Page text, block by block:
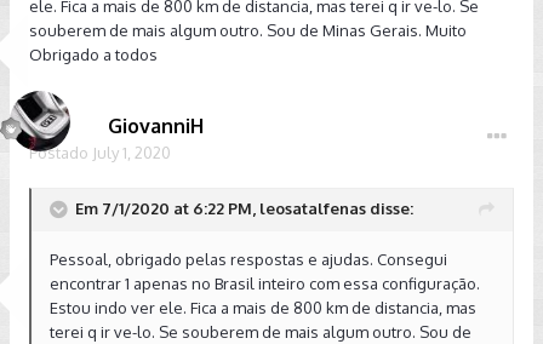
ele. Fica a mais de 800 km de distancia, mas terei q ir ve-lo. Se
souberem de mais algum outro. Sou de Minas Gerais. Muito
Obrigado a todos
GiovanniH
Postado July 1, 2020
Em 7/1/2020 at 6:22 PM, leosatalfenas disse:
Pessoal, obrigado pelas respostas e ajudas. Consegui
encontrar 1 apenas no Brasil inteiro com essa configuração.
Estou indo ver ele. Fica a mais de 800 km de distancia, mas
terei q ir ve-lo. Se souberem de mais algum outro. Sou de